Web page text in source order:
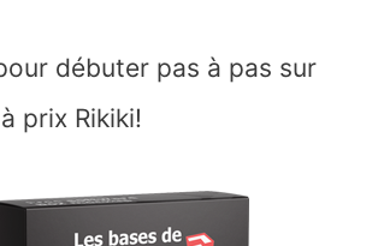
débuter pas à pas sur
prix Rikiki!